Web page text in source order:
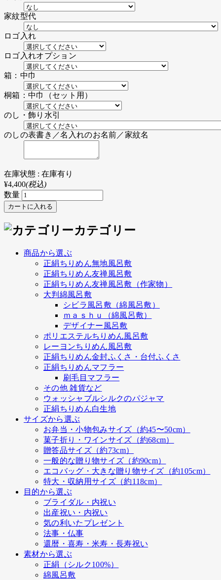
家紋型代
ロゴ入れ
ロゴ入れオプション
箱：中巾
桐箱：中巾（セット用）
のし・飾り水引
のしの表書き／名入れのお名前／家紋名
在庫状態 : 在庫有り
¥4,400(税込)
数量
カテゴリー
商品から選ぶ
正絹ちりめん無地風呂敷
正絹ちりめん友禅風呂敷
正絹ちりめん友禅風呂敷（作家物）
大判綿風呂敷
シビラ風呂敷（綿風呂敷）
ｍａｓｈｕ（綿風呂敷）
デザイナー風呂敷
ポリエステルちりめん風呂敷
レーヨンちりめん風呂敷
正絹ちりめん金封ふくさ・台付ふくさ
正絹ちりめんマフラー
刷毛目マフラー
その他 雑貨など
ウォッシャブルシルクのパジャマ
正絹ちりめん白生地
サイズから選ぶ
お弁当・小物包みサイズ（約45〜50cm）
菓子折り・ワインサイズ（約68cm）
贈答品サイズ（約73cm）
一般的な贈り物サイズ（約90cm）
エコバッグ・大きな贈り物サイズ（約105cm）
特大・収納用サイズ（約118cm）
目的から選ぶ
ブライダル・内祝い
出産祝い・内祝い
気の利いたプレゼント
法事・仏事
還暦・喜寿・米寿・長寿祝い
素材から選ぶ
正絹（シルク100%）
綿風呂敷